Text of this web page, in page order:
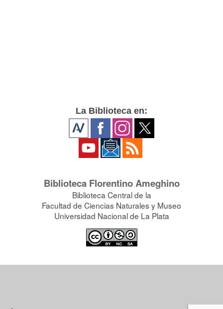
La Biblioteca en:
Biblioteca Florentino Ameghino
Biblioteca Central de la
Facultad de Ciencias Naturales y Museo
Universidad Nacional de La Plata